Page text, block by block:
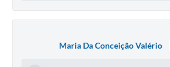
Maria Da Conceição Valério